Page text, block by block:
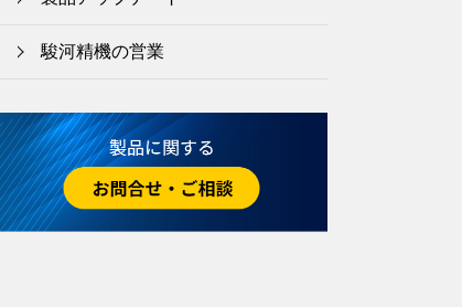
駿河精機の営業